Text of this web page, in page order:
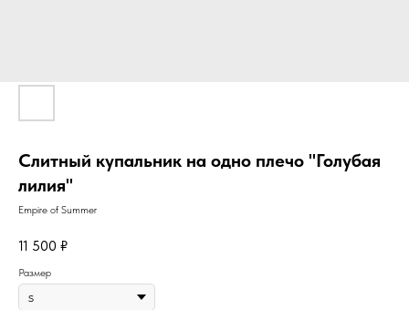
Слитный купальник на одно плечо "Голубая
лилия"
Empire of Summer
11 500 ₽
Размер